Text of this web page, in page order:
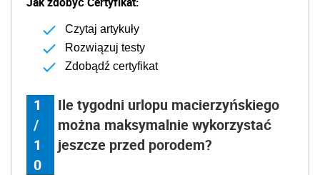
Czytaj artykuły
Rozwiązuj testy
Zdobądź certyfikat
1
/
1
0
Ile tygodni urlopu macierzyńskiego
można maksymalnie wykorzystać
jeszcze przed porodem?